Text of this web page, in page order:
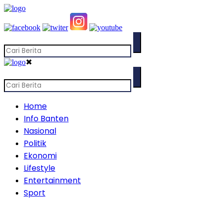
✖
Home
Info Banten
Nasional
Politik
Ekonomi
Lifestyle
Entertainment
Sport